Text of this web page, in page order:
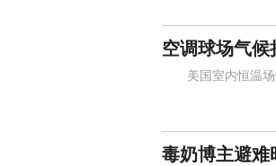
空调球场气候
美国室内恒温场
毒奶博主避难